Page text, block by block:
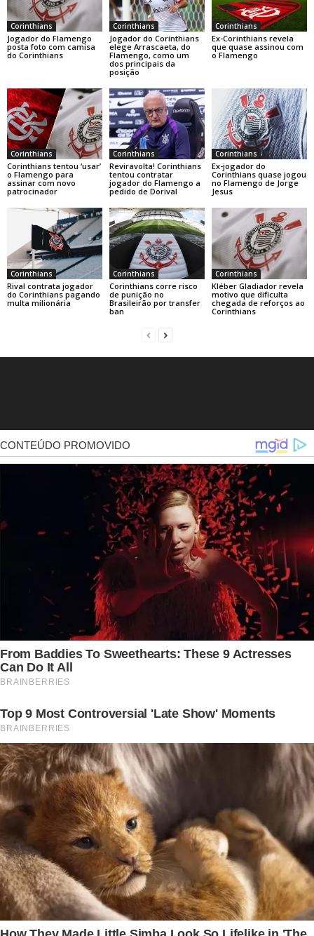
Corinthians
Jogador do Flamengo
posta foto com camisa
do Corinthians
Corinthians
Jogador do Corinthians
elege Arrascaeta, do
Flamengo, como um
dos principais da
posição
Corinthians
Ex-Corinthians revela
que quase assinou com
o Flamengo
Corinthians
Corinthians tentou ‘usar’
o Flamengo para
assinar com novo
patrocinador
Corinthians
Reviravolta! Corinthians
tentou contratar
jogador do Flamengo a
pedido de Dorival
Corinthians
Ex-jogador do
Corinthians quase jogou
no Flamengo de Jorge
Jesus
Corinthians
Rival contrata jogador
do Corinthians pagando
multa milionária
Corinthians
Corinthians corre risco
de punição no
Brasileirão por transfer
ban
Corinthians
Kléber Gladiador revela
motivo que dificulta
chegada de reforços ao
Corinthians